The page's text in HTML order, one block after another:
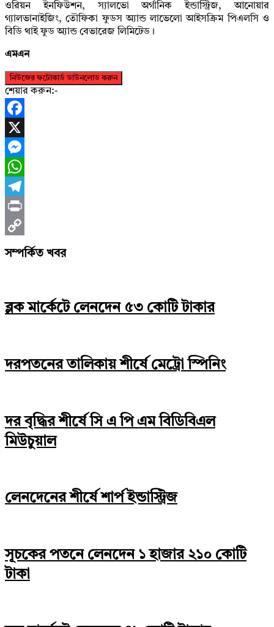
ওরিয়ন ইনফিউশন, স্যালভো অর্গানিক ইন্ডাস্ট্রিজ, আনোয়ার
গ্যালভানাইজিং, তৌফিকা ফুডস অ্যান্ড লাভেলো আইসক্রিম পিএলসি ও
বিডি থাই ফুড অ্যান্ড বেভারেজ লিমিটেড।
এমএন
নিউজের ফটোকার্ড ডাউনলোড করুন
শেয়ার করুন:-
Facebook
X
Messenger
WhatsApp
Telegram
Print
Copy
সম্পর্কিত খবর
ব্লক মার্কেটে লেনদেন ৫৩ কোটি টাকার
দরপতনের তালিকায় শীর্ষে মেট্রো স্পিনিং
দর বৃদ্ধির শীর্ষে সি এ পি এম বিডিবিএল
মিউচুয়াল
লেনদেনের শীর্ষে শার্প ইন্ডাস্ট্রিজ
সূচকের পতনে লেনদেন ১ হাজার ২১০ কোটি
টাকা